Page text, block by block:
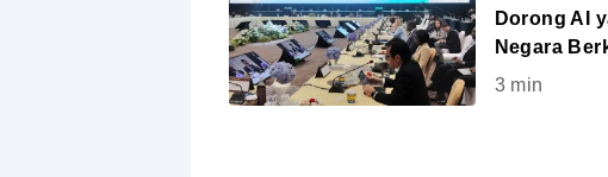
Dorong AI
Negara
3min